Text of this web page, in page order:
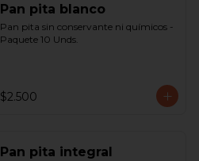
Pan pita blanco
Pan pita sin conservante ni químicos -
Paquete 10 Unds.
$2.500
Pan pita integral